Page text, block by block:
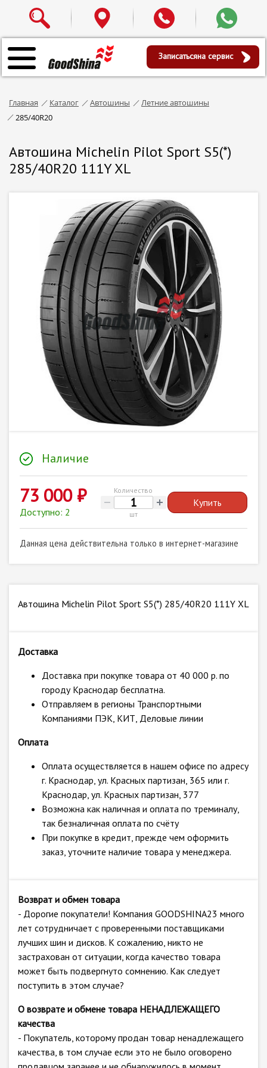
Записатьсяна сервис
Главная Каталог Автошины
Летние автошины
285/40R20
Автошина Michelin Pilot Sport S5(*)
285/40R20 111Y XL
Наличие
73 000 ₽
Доступно: 2
Количество
шт
Купить
Данная цена действительна только в интернет-магазине
Автошина Michelin Pilot Sport S5(*) 285/40R20 111Y XL
Доставка
Доставка при покупке товара от 40 000 р. по
городу Краснодар бесплатна.
Отправляем в регионы Транспортными
Компаниями ПЭК, КИТ, Деловые линии
Оплата
Оплата осуществляется в нашем офисе по адресу
г. Краснодар, ул. Красных партизан, 365 или г.
Краснодар, ул. Красных партизан, 377
Возможна как наличная и оплата по треминалу,
так безналичная оплата по счёту
При покупке в кредит, прежде чем оформить
заказ, уточните наличие товара у менеджера.
Возврат и обмен товара
- Дорогие покупатели! Компания GOODSHINA23 много
лет сотрудничает с проверенными поставщиками
лучших шин и дисков. К сожалению, никто не
застрахован от ситуации, когда качество товара
может быть подвергнуто сомнению. Как следует
поступить в этом случае?
О возврате и обмене товара НЕНАДЛЕЖАЩЕГО
качества
- Покупатель, которому продан товар ненадлежащего
качества, в том случае если это не было оговорено